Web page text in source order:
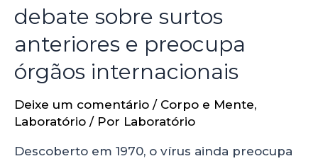
debate sobre surtos
anteriores e preocupa
órgãos internacionais
Deixe um comentário / Corpo e Mente,
Laboratório / Por Laboratório
Descoberto em 1970, o vírus ainda preocupa